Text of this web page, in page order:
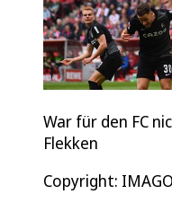
War für den FC
Flekken
Copyright: